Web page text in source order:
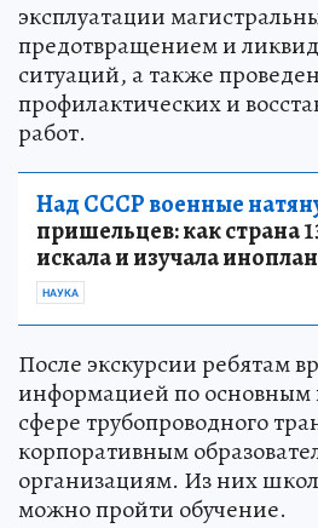
эксплуатации
предотвращением и
ситуаций, а также
профилактических и
работ.
Над СССР военные
пришельцев: как страна
искала и изучала
НАУКА
После экскурсии ребятам
информацией по основным
сфере трубопроводного
корпоративным
организациям. Из них
можно пройти обучение.